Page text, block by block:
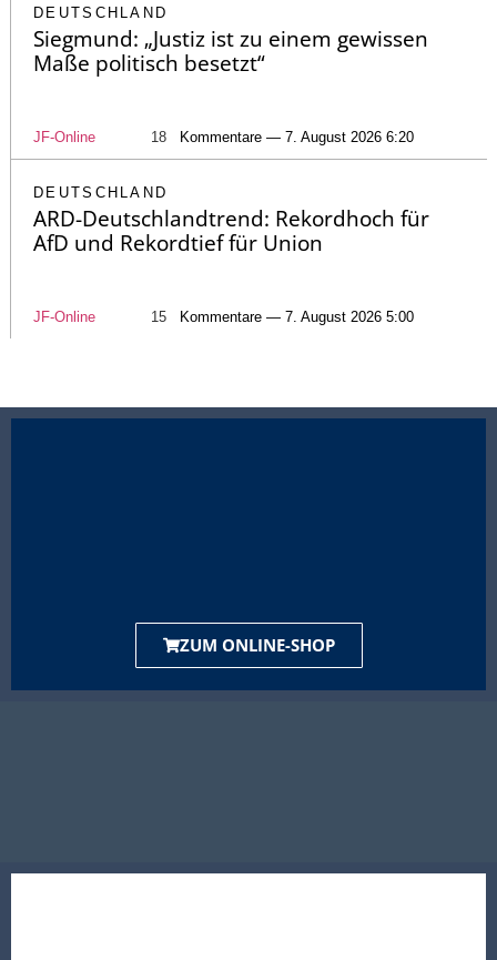
DEUTSCHLAND
Siegmund: „Justiz ist zu einem gewissen
Maße politisch besetzt“
JF-Online 18 Kommentare — 7. August 2026 6:20
DEUTSCHLAND
ARD-Deutschlandtrend: Rekordhoch für
AfD und Rekordtief für Union
JF-Online 15 Kommentare — 7. August 2026 5:00
ZUM ONLINE-SHOP